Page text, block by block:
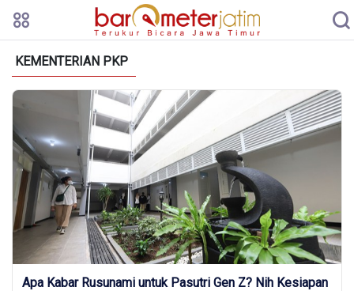
KEMENTERIAN PKP
Apa Kabar Rusunami untuk Pasutri Gen Z? Nih Kesiapan